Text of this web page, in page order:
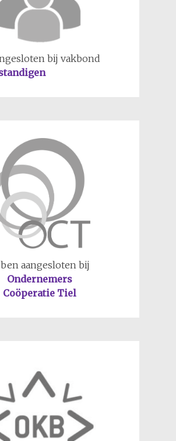
bij vakbond
aangesloten bij
Ondernemers
Coöperatie Tiel